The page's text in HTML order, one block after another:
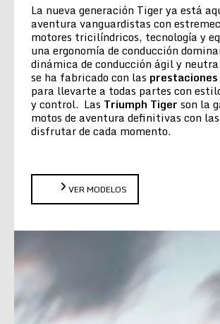
La nueva generación Tiger ya está
aventura vanguardistas con
motores tricilíndricos, tecnología y
una ergonomía de conducción
dinámica de conducción ágil y
se ha fabricado con las
para llevarte a todas partes con
y control. Las Triumph Tiger son la
motos de aventura definitivas con las
disfrutar de cada momento.
VER MODELOS